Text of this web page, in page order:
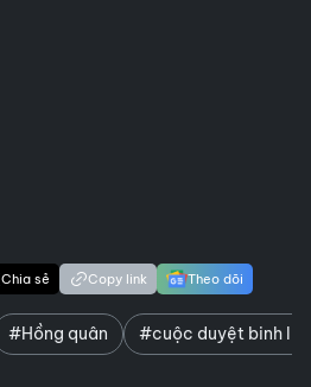
Chia sẻ Copy link Theo dõi
#Hồng quân #cuộc duyệt binh